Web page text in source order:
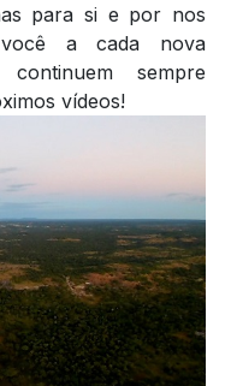
para si e por nos
a cada nova
sempre
vídeos!